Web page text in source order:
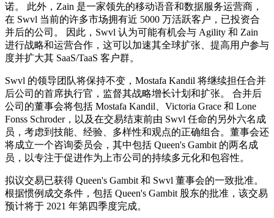
诺。 此外，Zain 是一家领先的移动语音和数据服务运营商，
在 Swvl 当前的许多市场拥有近 5000 万活跃客户，已投资合
并后的公司。 因此，Swvl 认为可能有机会与 Agility 和 Zain
进行战略和运营合作，这可以加速其全球扩张、提高用户参与
度并扩大其 SaaS/TaaS 客户群。
Swvl 的领导团队将保持不变，Mostafa Kandil 将继续担任合并
后公司的首席执行官，监督其战略增长计划和扩张。 合并后
公司的董事会将包括 Mostafa Kandil、Victoria Grace 和 Lone
Fonss Schroder，以及在交易结束前由 Swvl 任命的另外六名成
员，考虑到技能、经验、多样性和观点的正确组合。董事会还
将成立一个咨询委员会，其中包括 Queen's Gambit 的两名成
员，以专注于促进作为上市公司的持续多元化和包容性。
拟议交易已获得 Queen's Gambit 和 Swvl 董事会的一致批准。
根据惯例成交条件，包括 Queen's Gambit 股东的批准，该交易
预计将于 2021 年第四季度完成。